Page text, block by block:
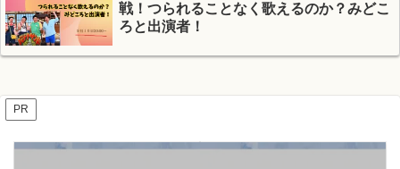
戦！つられることなく歌えるのか？みどこ
ろと出演者！
PR